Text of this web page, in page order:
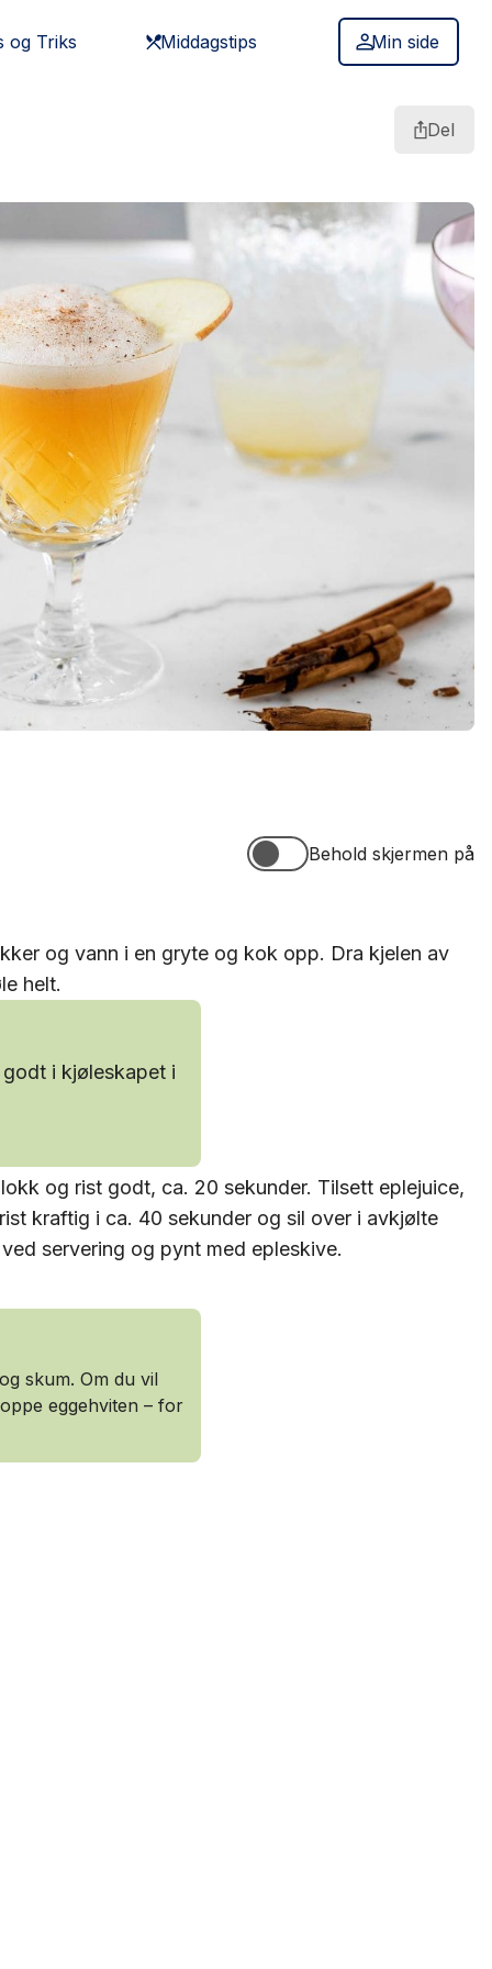
og Triks Middagstips Min side
Del
Behold skjermen på
Behold skjermen på
og vann i en gryte og kok opp. Dra kjelen av
helt.
i kjøleskapet i
og rist godt, ca. 20 sekunder. Tilsett eplejuice,
kraftig i ca. 40 sekunder og sil over i avkjølte
servering og pynt med epleskive.
skum. Om du vil
eggehviten – for